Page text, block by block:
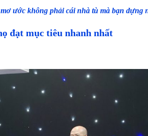
ước không phải cái nhà tù mà bạn dựng
đạt mục tiêu nhanh nhất